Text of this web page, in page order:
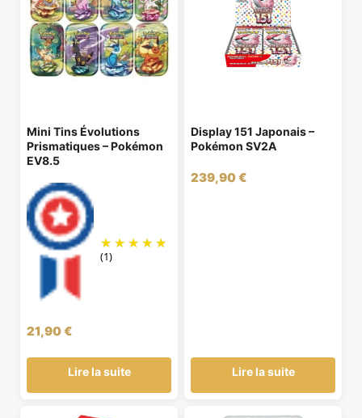
Mini Tins Évolutions
Prismatiques – Pokémon
EV8.5
(1)
21,90€
Lire la suite
Display 151 Japonais –
Pokémon SV2A
239,90€
Lire la suite